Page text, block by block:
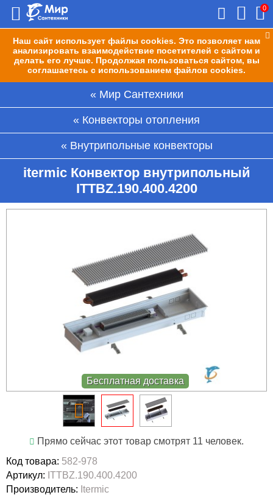
Наш сайт использует файлы cookies. Это позволяет нам
анализировать взаимодействие посетителей с сайтом и
делать его лучше. Продолжая пользоваться сайтом, вы
соглашаетесь с использованием файлов cookies.
0
Мир Сантехники
Конвекторы отопления
Внутрипольные конвекторы
itermic Конвектор внутрипольный
ITTBZ.190.400.4200
Бесплатная доставка
Прямо сейчас этот товар смотрят 11 человек.
Код товара: 582-978
Артикул: ITTBZ.190.400.4200
Производитель: Itermic